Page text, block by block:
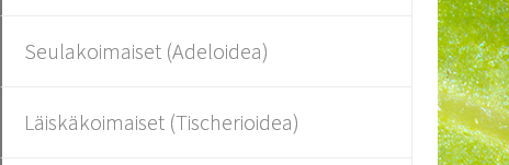
Seulakoimaiset (Adeloidea)
Läiskäkoimaiset (Tischerioidea)